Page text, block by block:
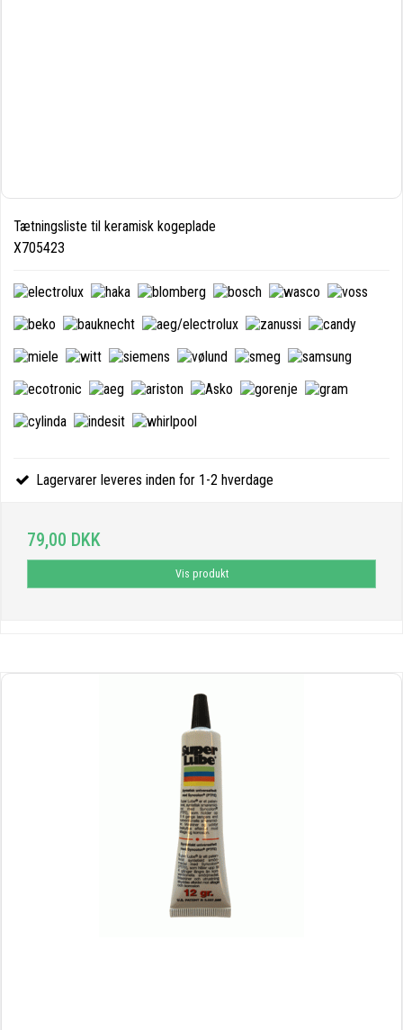
Tætningsliste til keramisk kogeplade
X705423
Lagervarer leveres inden for 1-2 hverdage
79,00 DKK
Vis produkt